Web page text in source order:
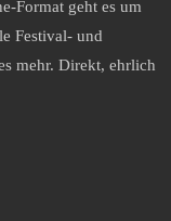
Format geht es um
Festival- und
mehr. Direkt, ehrlich